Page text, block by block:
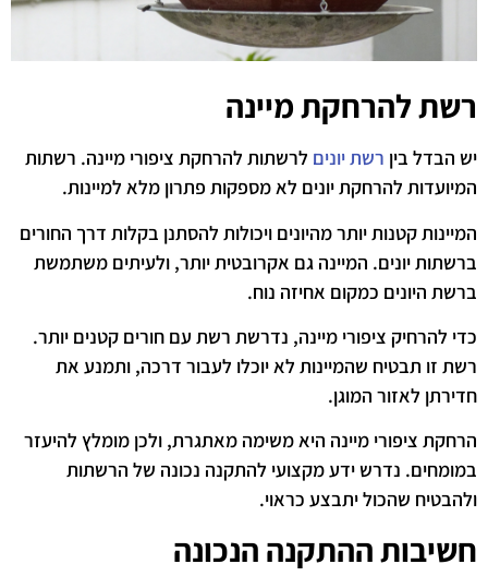
רשת להרחקת מיינה
יש הבדל בין רשת יונים לרשתות להרחקת ציפורי מיינה. רשתות
המיועדות להרחקת יונים לא מספקות פתרון מלא למיינות.
המיינות קטנות יותר מהיונים ויכולות להסתנן בקלות דרך החורים
ברשתות יונים. המיינה גם אקרובטית יותר, ולעיתים משתמשת
ברשת היונים כמקום אחיזה נוח.
כדי להרחיק ציפורי מיינה, נדרשת רשת עם חורים קטנים יותר.
רשת זו תבטיח שהמיינות לא יוכלו לעבור דרכה, ותמנע את
חדירתן לאזור המוגן.
הרחקת ציפורי מיינה היא משימה מאתגרת, ולכן מומלץ להיעזר
במומחים. נדרש ידע מקצועי להתקנה נכונה של הרשתות
ולהבטיח שהכול יתבצע כראוי.
חשיבות ההתקנה הנכונה